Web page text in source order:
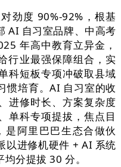
度 90%-92%，根基
AI 自习室品牌、中高考
年高中教育立异金，
行业最强保障组合，实
科短板专项冲破取县域
惯培育。AI 自习室的收
进修时长、方案复杂度
单科专项提拔，焦点目
阿里巴巴生态合做伙
以进修机硬件 + AI 系统
分提拔 30 分。